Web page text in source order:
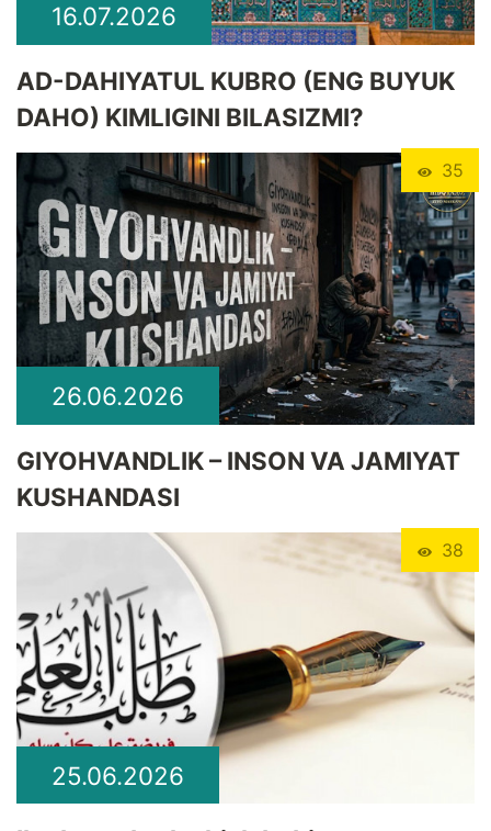
16.07.2026
​AD-DAHIYATUL KUBRO (ENG BUYUK
DAHO) KIMLIGINI BILASIZMI?
35
26.06.2026
GIYOHVANDLIK – INSON VA JAMIYAT
KUSHANDASI
38
25.06.2026